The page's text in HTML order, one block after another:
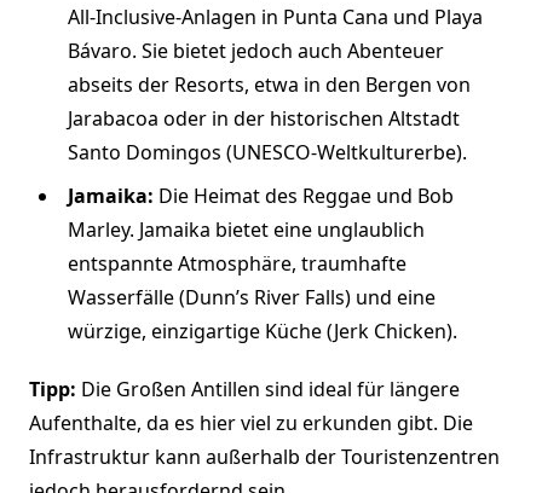
All-Inclusive-Anlagen in Punta Cana und Playa
Bávaro. Sie bietet jedoch auch Abenteuer
abseits der Resorts, etwa in den Bergen von
Jarabacoa oder in der historischen Altstadt
Santo Domingos (UNESCO-Weltkulturerbe).
Jamaika: Die Heimat des Reggae und Bob
Marley. Jamaika bietet eine unglaublich
entspannte Atmosphäre, traumhafte
Wasserfälle (Dunn’s River Falls) und eine
würzige, einzigartige Küche (Jerk Chicken).
Tipp: Die Großen Antillen sind ideal für längere
Aufenthalte, da es hier viel zu erkunden gibt. Die
Infrastruktur kann außerhalb der Touristenzentren